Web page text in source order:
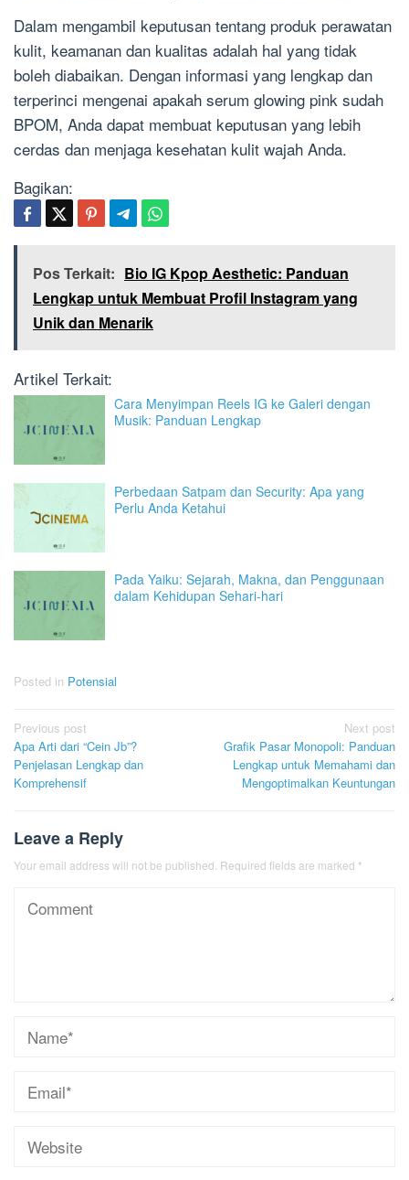
Dalam mengambil keputusan tentang produk perawatan
kulit, keamanan dan kualitas adalah hal yang tidak
boleh diabaikan. Dengan informasi yang lengkap dan
terperinci mengenai apakah serum glowing pink sudah
BPOM, Anda dapat membuat keputusan yang lebih
cerdas dan menjaga kesehatan kulit wajah Anda.
Bagikan:
Pos Terkait: Bio IG Kpop Aesthetic: Panduan
Lengkap untuk Membuat Profil Instagram yang
Unik dan Menarik
Artikel Terkait:
Cara Menyimpan Reels IG ke Galeri dengan
Musik: Panduan Lengkap
Perbedaan Satpam dan Security: Apa yang
Perlu Anda Ketahui
Pada Yaiku: Sejarah, Makna, dan Penggunaan
dalam Kehidupan Sehari-hari
Posted in Potensial
Post
navigation
Previous post
Apa Arti dari “Cein Jb”?
Penjelasan Lengkap dan
Komprehensif
Next post
Grafik Pasar Monopoli: Panduan
Lengkap untuk Memahami dan
Mengoptimalkan Keuntungan
Leave a Reply
Your email address will not be published. Required fields are marked *